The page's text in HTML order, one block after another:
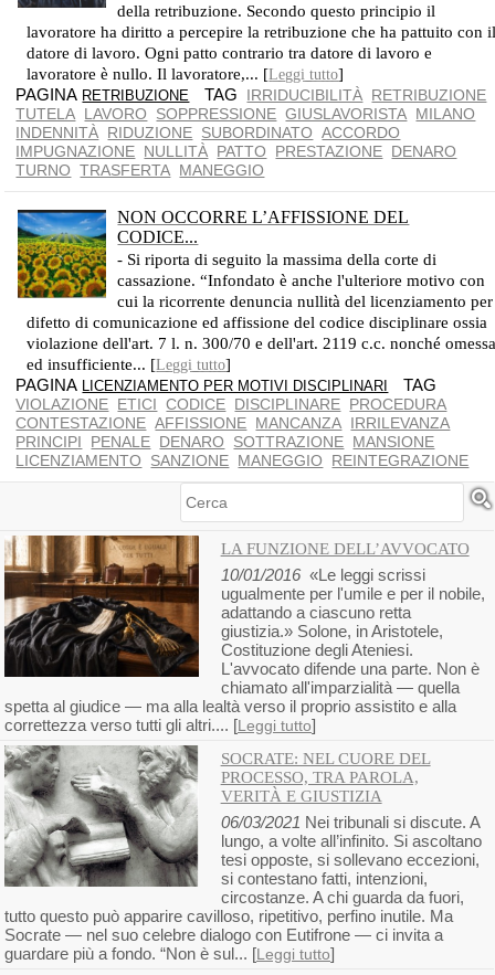
della retribuzione. Secondo questo principio il
lavoratore ha diritto a percepire la retribuzione che ha pattuito con
datore di lavoro. Ogni patto contrario tra datore di lavoro e
lavoratore è nullo. Il lavoratore,... [Leggi tutto]
PAGINA RETRIBUZIONE TAG IRRIDUCIBILITÀ RETRIBUZIONE
TUTELA LAVORO SOPPRESSIONE GIUSLAVORISTA MILANO
INDENNITÀ RIDUZIONE SUBORDINATO ACCORDO
IMPUGNAZIONE NULLITÀ PATTO PRESTAZIONE DENARO
TURNO TRASFERTA MANEGGIO
NON OCCORRE L’AFFISSIONE DEL
CODICE...
- Si riporta di seguito la massima della corte di
cassazione. “Infondato è anche l'ulteriore motivo con
cui la ricorrente denuncia nullità del licenziamento per
difetto di comunicazione ed affissione del codice disciplinare ossia
violazione dell'art. 7 l. n. 300/70 e dell'art. 2119 c.c. nonché
ed insufficiente... [Leggi tutto]
PAGINA LICENZIAMENTO PER MOTIVI DISCIPLINARI TAG
VIOLAZIONE ETICI CODICE DISCIPLINARE PROCEDURA
CONTESTAZIONE AFFISSIONE MANCANZA IRRILEVANZA
PRINCIPI
PENALE DENARO SOTTRAZIONE MANSIONE
LICENZIAMENTO
SANZIONE MANEGGIO REINTEGRAZIONE
Cerca
LA FUNZIONE DELL’AVVOCATO
10/01/2016«Le leggi scrissi
ugualmente per l'umile e per il nobile,
adattando a ciascuno retta
giustizia.» Solone, in Aristotele,
Costituzione degli Ateniesi.
L'avvocato difende una parte. Non è
chiamato all'imparzialità — quella
spetta al giudice — ma alla lealtà verso il proprio assistito e alla
correttezza verso tutti gli altri.... [Leggi tutto]
SOCRATE: NEL CUORE DEL
PROCESSO, TRA PAROLA,
VERITÀ E GIUSTIZIA
06/03/2021 Nei tribunali si discute. A
lungo, a volte all’infinito. Si ascoltano
tesi opposte, si sollevano eccezioni,
si contestano fatti, intenzioni,
circostanze. A chi guarda da fuori,
tutto questo può apparire cavilloso, ripetitivo, perfino inutile. Ma
Socrate — nel suo celebre dialogo con Eutifrone — ci invita a
guardare più a fondo. “Non è sul... [Leggi tutto]